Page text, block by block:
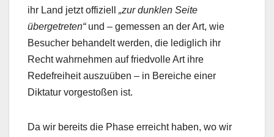
ihr Land jetzt offiziell „zur dunklen Seite
übergetreten“und – gemessen an der Art, wie
Besucher behandelt werden, die lediglich ihr
Recht wahrnehmen auf friedvolle Art ihre
Redefreiheit auszuüben – in Bereiche einer
Diktatur vorgestoßen ist.
Da wir bereits die Phase erreicht haben, wo wir